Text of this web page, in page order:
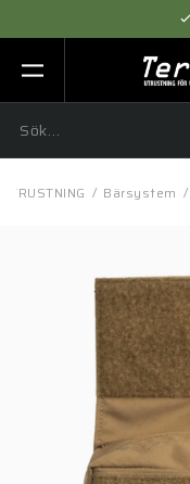
UTRUSTNING / Bärsystem /